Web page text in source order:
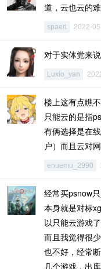
道，云也云的
spaerl 2022-
对于实体党来
Luxio_yan
楼上这有点瞧
只能云的是指
有俩选择是在
户）而且云对
enuemu_2990
经常买psnow
本身就是对标
以只能云游戏了
而且我觉得很
也不好，经常
几个游戏，出